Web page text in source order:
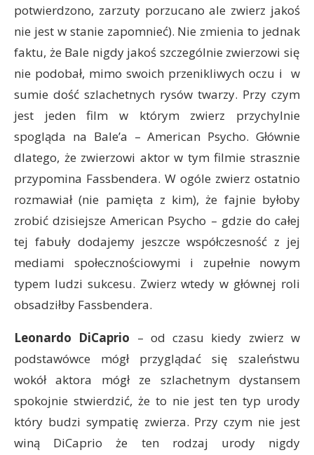
potwierdzono, zarzuty porzucano ale zwierz jakoś
nie jest w stanie zapomnieć). Nie zmienia to jednak
faktu, że Bale nigdy jakoś szczególnie zwierzowi się
nie podobał, mimo swoich przenikliwych oczu i w
sumie dość szlachetnych rysów twarzy. Przy czym
jest jeden film w którym zwierz przychylnie
spogląda na Bale’a – American Psycho. Głównie
dlatego, że zwierzowi aktor w tym filmie strasznie
przypomina Fassbendera. W ogóle zwierz ostatnio
rozmawiał (nie pamięta z kim), że fajnie byłoby
zrobić dzisiejsze American Psycho – gdzie do całej
tej fabuły dodajemy jeszcze współczesność z jej
mediami społecznościowymi i zupełnie nowym
typem ludzi sukcesu. Zwierz wtedy w głównej roli
obsadziłby Fassbendera.
Leonardo DiCaprio – od czasu kiedy zwierz w
podstawówce mógł przyglądać się szaleństwu
wokół aktora mógł ze szlachetnym dystansem
spokojnie stwierdzić, że to nie jest ten typ urody
który budzi sympatię zwierza. Przy czym nie jest
winą DiCaprio że ten rodzaj urody nigdy